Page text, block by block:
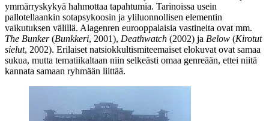
ymmärryskykyä hahmottaa tapahtumia. Tarinoissa usein
pallotellaankin sotapsykoosin ja yliluonnollisen elementin
vaikutuksen välillä. Alagenren eurooppalaisia vastineita ovat mm.
The Bunker(Bunkkeri, 2001), Deathwatch (2002) ja Below (Kirotut
sielut, 2002). Erilaiset natsiokkultismiteemaiset elokuvat ovat samaa
sukua, mutta tematiikaltaan niin selkeästi omaa genreään, ettei niitä
kannata samaan ryhmään liittää.